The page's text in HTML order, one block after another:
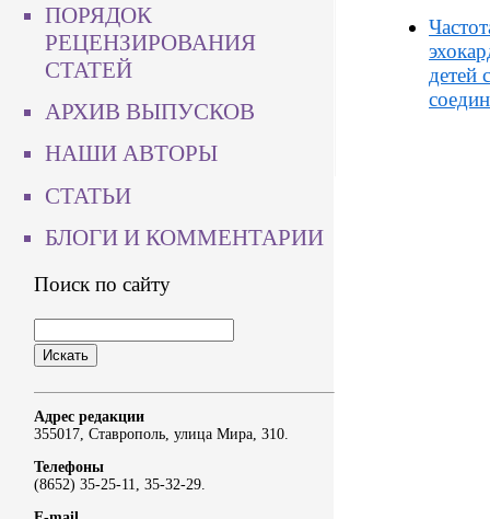
ПОРЯДОК
РЕЦЕНЗИРОВАНИЯ
СТАТЕЙ
АРХИВ ВЫПУСКОВ
НАШИ АВТОРЫ
СТАТЬИ
БЛОГИ И КОММЕНТАРИИ
Поиск по сайту
Адрес редакции
355017, Ставрополь, улица Мира, 310.
Телефоны
(8652) 35-25-11, 35-32-29.
детей